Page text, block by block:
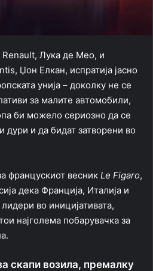
Лука де Мео, и
Џон Елкан, испратија јасно
унија – доколку не се
за малите автомобили,
би можело сериозно да се
дури и да бидат затворени во
францускиот весник Le Figaro,
дека Франција, Италија и
во иницијативата,
најголема побарувачка за
скапи возила, премалку